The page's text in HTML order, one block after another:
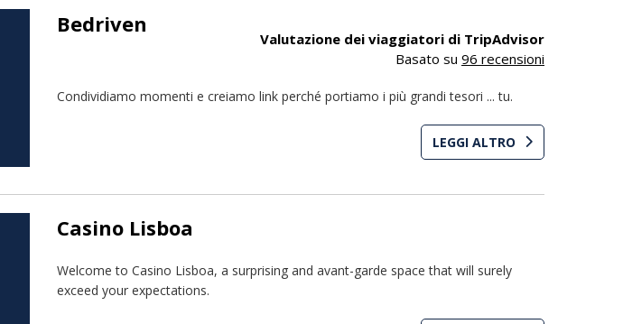
Bedriven
Valutazione dei viaggiatori di TripAdvisor
Basato su 96 recensioni
Condividiamo momenti e creiamo link perché portiamo i più grandi tesori ... tu.
LEGGI ALTRO
Casino Lisboa
Welcome to Casino Lisboa, a surprising and avant-garde space that will surely
exceed your expectations.